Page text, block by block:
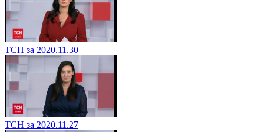
ТСН за 2020.11.30
ТСН за 2020.11.27